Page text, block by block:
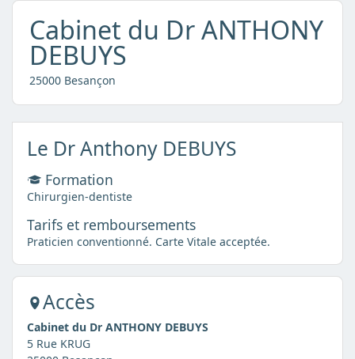
Cabinet du Dr ANTHONY
DEBUYS
25000 Besançon
Le Dr Anthony DEBUYS
Formation
Chirurgien-dentiste
Tarifs et remboursements
Praticien conventionné. Carte Vitale acceptée.
Accès
Cabinet du Dr ANTHONY DEBUYS
5 Rue KRUG